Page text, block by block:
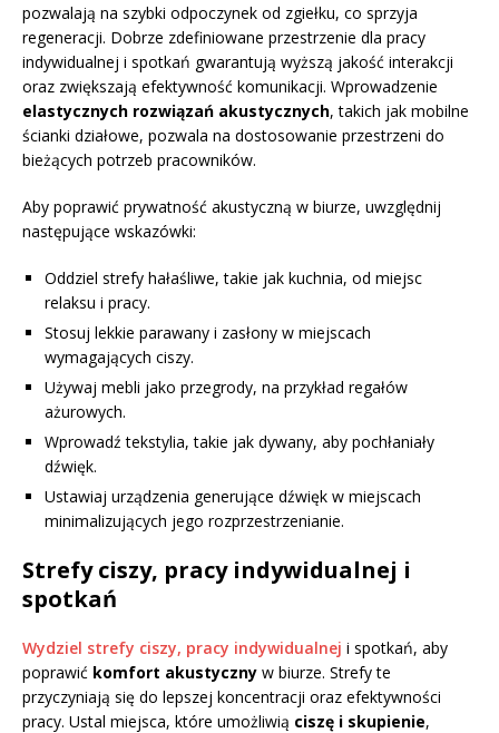
pozwalają na szybki odpoczynek od zgiełku, co sprzyja
regeneracji. Dobrze zdefiniowane przestrzenie dla pracy
indywidualnej i spotkań gwarantują wyższą jakość interakcji
oraz zwiększają efektywność komunikacji. Wprowadzenie
elastycznych rozwiązań akustycznych, takich jak mobilne
ścianki działowe, pozwala na dostosowanie przestrzeni do
bieżących potrzeb pracowników.
Aby poprawić prywatność akustyczną w biurze, uwzględnij
następujące wskazówki:
Oddziel strefy hałaśliwe, takie jak kuchnia, od miejsc
relaksu i pracy.
Stosuj lekkie parawany i zasłony w miejscach
wymagających ciszy.
Używaj mebli jako przegrody, na przykład regałów
ażurowych.
Wprowadź tekstylia, takie jak dywany, aby pochłaniały
dźwięk.
Ustawiaj urządzenia generujące dźwięk w miejscach
minimalizujących jego rozprzestrzenianie.
Strefy ciszy, pracy indywidualnej i
spotkań
Wydziel strefy ciszy, pracy indywidualnej i spotkań, aby
poprawić komfort akustyczny w biurze. Strefy te
przyczyniają się do lepszej koncentracji oraz efektywności
pracy. Ustal miejsca, które umożliwią ciszę i skupienie,